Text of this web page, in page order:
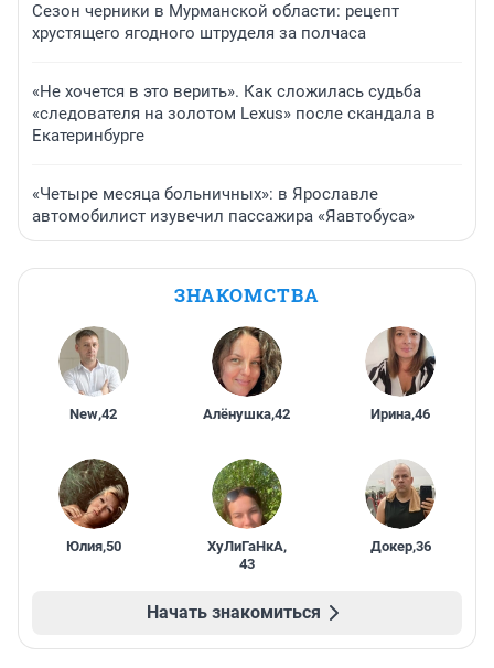
Сезон черники в Мурманской области: рецепт
хрустящего ягодного штруделя за полчаса
«Не хочется в это верить». Как сложилась судьба
«следователя на золотом Lexus» после скандала в
Екатеринбурге
«Четыре месяца больничных»: в Ярославле
автомобилист изувечил пассажира «Яавтобуса»
ЗНАКОМСТВА
New,42 Алёнушка,42 Ирина,46
Юлия,50 ХуЛиГаНкА,
43
Докер,36
Начать знакомиться